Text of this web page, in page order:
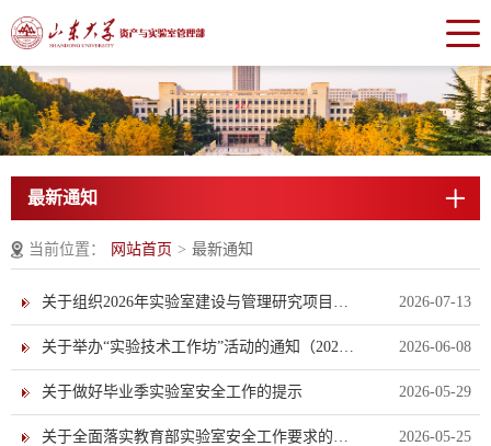
最新通知
当前位置： 网站首页 > 最新通知
2026-07-13
2026-06-08
2026-05-29
关于做好毕业季实验室安全工作的提示
2026-05-25